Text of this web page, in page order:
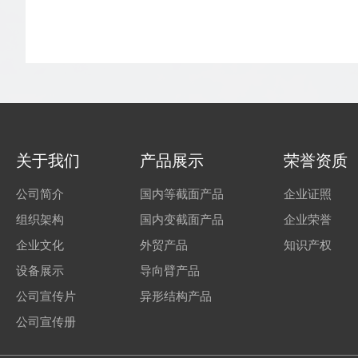
关于我们
公司简介
组织架构
企业文化
设备展示
公司宣传片
公司宣传册
产品展示
国内等截面产品
国内变截面产品
外贸产品
导向臂产品
异形结构产品
荣誉资质
企业证照
企业荣誉
知识产权